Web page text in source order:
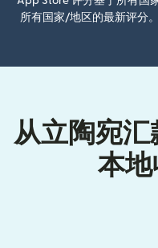
所有国家/地区的最新评分
从立陶宛汇
本